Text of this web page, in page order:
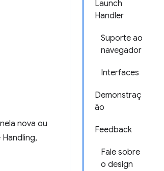
Launch
Handler
Suporte ao
navegador
Interfaces
Demonstraç
ão
Feedback
Fale sobre
o design
nova ou